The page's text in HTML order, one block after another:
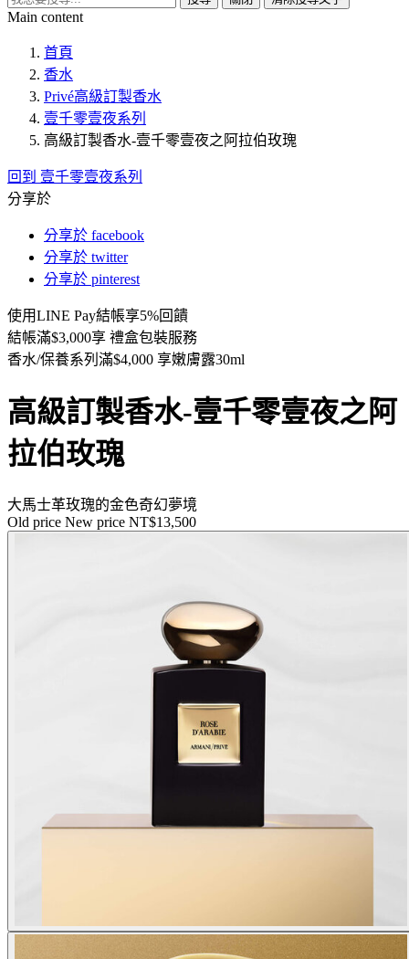
Main content
首頁
香水
Privé高級訂製香水
壹千零壹夜系列
高級訂製香水-壹千零壹夜之阿拉伯玫瑰
回到 壹千零壹夜系列
分享於
分享於 facebook
分享於 twitter
分享於 pinterest
使用LINE Pay結帳享5%回饋
結帳滿$3,000享 禮盒包裝服務
香水/保養系列滿$4,000 享嫩膚露30ml
高級訂製香水-壹千零壹夜之阿
拉伯玫瑰
大馬士革玫瑰的金色奇幻夢境
Old price New price NT$13,500